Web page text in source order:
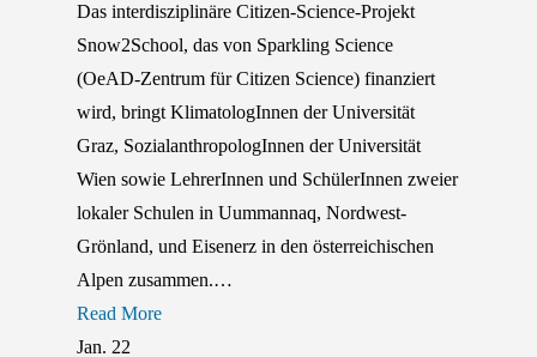
Das interdisziplinäre Citizen-Science-Projekt
Snow2School, das von Sparkling Science
(OeAD-Zentrum für Citizen Science) finanziert
wird, bringt KlimatologInnen der Universität
Graz, SozialanthropologInnen der Universität
Wien sowie LehrerInnen und SchülerInnen zweier
lokaler Schulen in Uummannaq, Nordwest-
Grönland, und Eisenerz in den österreichischen
Alpen zusammen.…
Read More
Jan. 22